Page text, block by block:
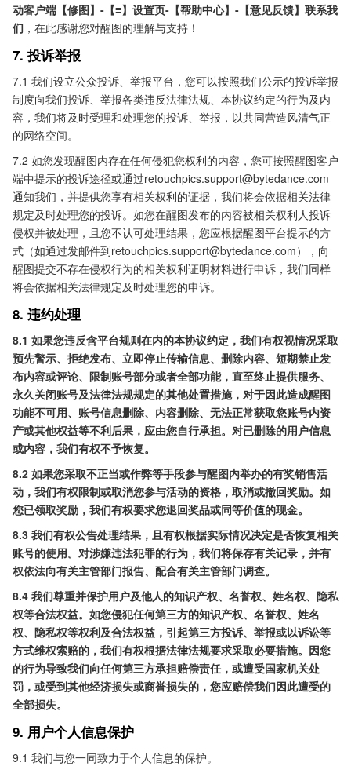
动客户端【修图】-【≡】设置页-【帮助中心】-【意见反馈】联系我
们 ，在此感谢您对醒图的理解与支持！
7. 投诉举报
7.1 我们设立公众投诉、举报平台，您可以按照我们公示的投诉举报
制度向我们投诉、举报各类违反法律法规、本协议约定的行为及内
容，我们将及时受理和处理您的投诉、举报，以共同营造风清气正
的网络空间。
7.2 如您发现醒图内存在任何侵犯您权利的内容，您可按照醒图客户
端中提示的投诉途径或通过retouchpics.support@bytedance.com
通知我们，并提供您享有相关权利的证据，我们将会依据相关法律
规定及时处理您的投诉。如您在醒图发布的内容被相关权利人投诉
侵权并被处理，且您不认可处理结果，您应根据醒图平台提示的方
式（如通过发邮件到retouchpics.support@bytedance.com），向
醒图提交不存在侵权行为的相关权利证明材料进行申诉，我们同样
将会依据相关法律规定及时处理您的申诉。
8. 违约处理
8.1 如果您违反含平台规则在内的本协议约定，我们有权视情况采取
预先警示、拒绝发布、立即停止传输信息、删除内容、短期禁止发
布内容或评论、限制账号部分或者全部功能，直至终止提供服务、
永久关闭账号及法律法规规定的其他处置措施，对于因此造成醒图
功能不可用、账号信息删除、内容删除、无法正常获取您账号内资
产或其他权益等不利后果，应由您自行承担。对已删除的用户信息
或内容，我们有权不予恢复。
8.2 如果您采取不正当或作弊等手段参与醒图内举办的有奖销售活
动，我们有权限制或取消您参与活动的资格，取消或撤回奖励。如
您已领取奖励，我们有权要求您退回奖品或同等价值的现金。
8.3 我们有权公告处理结果，且有权根据实际情况决定是否恢复相关
账号的使用。对涉嫌违法犯罪的行为，我们将保存有关记录，并有
权依法向有关主管部门报告、配合有关主管部门调查。
8.4 我们尊重并保护用户及他人的知识产权、名誉权、姓名权、隐私
权等合法权益。如您侵犯任何第三方的知识产权、名誉权、姓名
权、隐私权等权利及合法权益，引起第三方投诉、举报或以诉讼等
方式维权索赔的，我们有权根据法律法规要求采取必要措施。因您
的行为导致我们向任何第三方承担赔偿责任，或遭受国家机关处
罚，或受到其他经济损失或商誉损失的，您应赔偿我们因此遭受的
全部损失。
9. 用户个人信息保护
9.1 我们与您一同致力于个人信息的保护。